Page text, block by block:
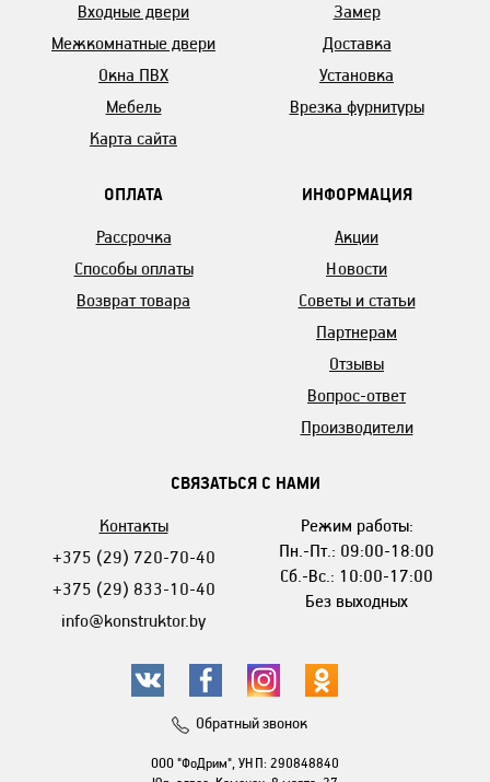
Входные двери
Межкомнатные двери
Окна ПВХ
Мебель
Карта сайта
Замер
Доставка
Установка
Врезка фурнитуры
ОПЛАТА
Рассрочка
Способы оплаты
Возврат товара
ИНФОРМАЦИЯ
Акции
Новости
Советы и статьи
Партнерам
Отзывы
Вопрос-ответ
Производители
СВЯЗАТЬСЯ С НАМИ
Контакты
+375 (29) 720-70-40
+375 (29) 833-10-40
info@konstruktor.by
Режим работы:
Пн.-Пт.: 09:00-18:00
Сб.-Вс.: 10:00-17:00
Без выходных
Обратный звонок
ООО "ФоДрим", УНП: 290848840